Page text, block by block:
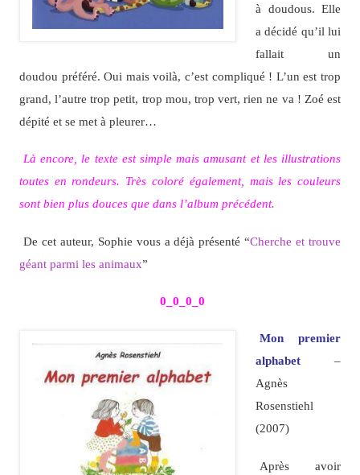
à doudous. Elle
a décidé qu’il lui
fallait un
doudou préféré. Oui mais voilà, c’est compliqué ! L’un est trop
grand, l’autre trop petit, trop mou, trop vert, rien ne va ! Zoé est
dépité et se met à pleurer…
Là encore, le texte est simple mais amusant et les illustrations
toutes en rondeurs. Très coloré également, mais les couleurs
sont bien plus douces que dans l’album précédent.
De cet auteur, Sophie vous a déjà présenté “Cherche et trouve
géant parmi les animaux”
0_0_0_0
Mon premier
alphabet–
Agnès
Rosenstiehl
(2007)
Après avoir